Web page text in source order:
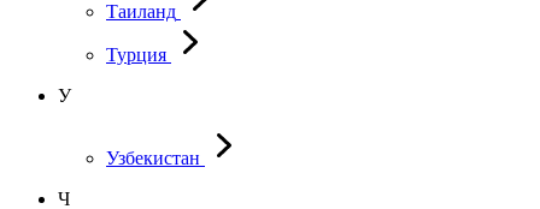
Таиланд
Турция
У
Узбекистан
Ч